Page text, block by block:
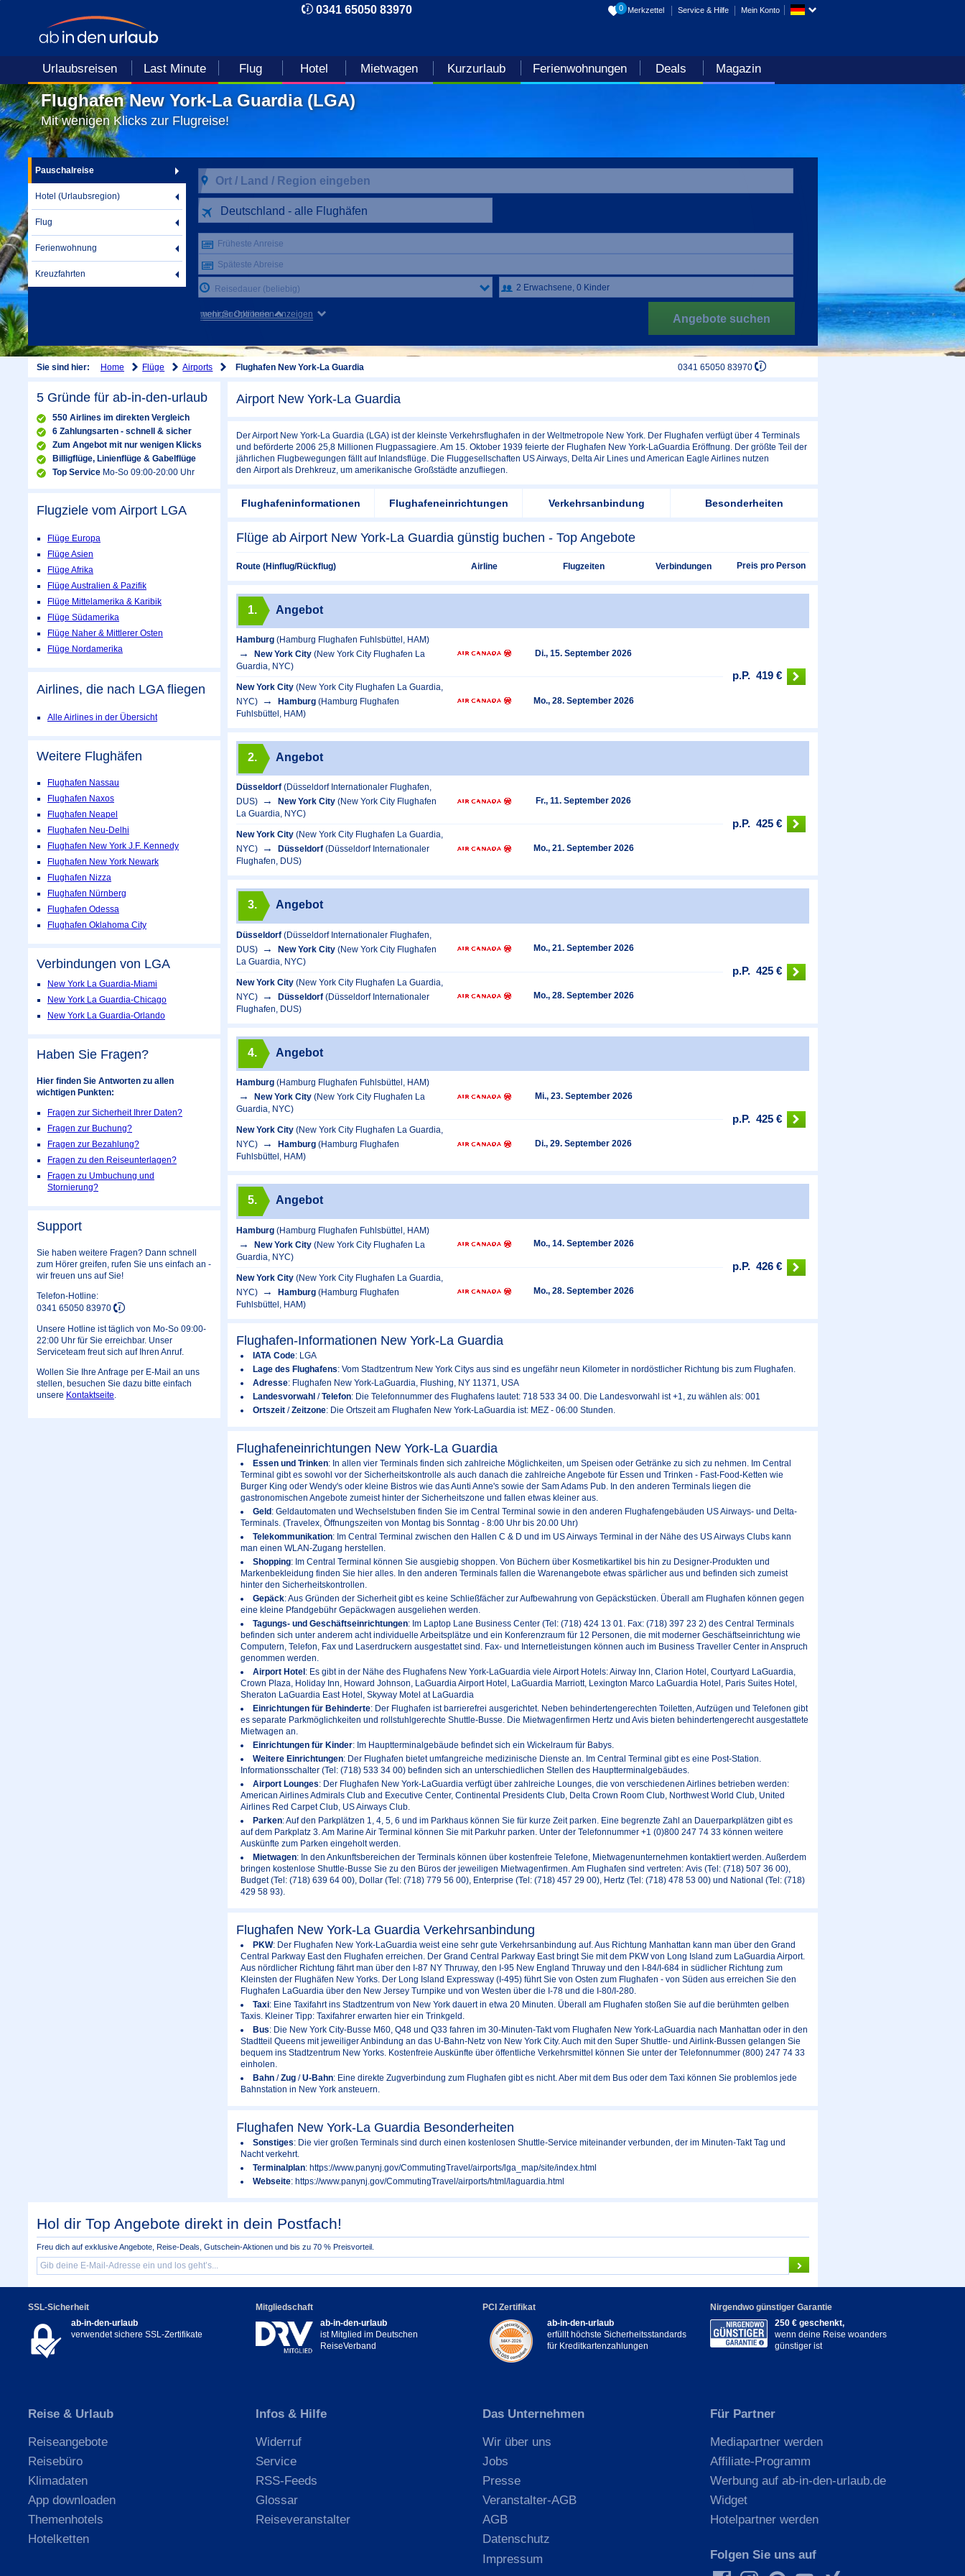
0341 65050 83970
Urlaubsreisen Last Minute Flug Hotel Mietwagen Kurzurlaub Ferienwohnungen Deals Magazin
0 Merkzettel Service & Hilfe Mein Konto
Flughafen New York-La Guardia (LGA)
Mit wenigen Klicks zur Flugreise!
Pauschalreise
Hotel (Urlaubsregion)
Flug
Ferienwohnung
Kreuzfahrten
Deutschland - alle Flughäfen
Früheste Anreise
Späteste Abreise
Reisedauer (beliebig)
mehr Suchkriterien anzeigen
weniger Optionen Angebote suchen
Sie sind hier: Home Flüge Airports Flughafen New York-La Guardia 0341 65050 83970
Airport New York-La Guardia
Der Airport New York-La Guardia (LGA) ist der kleinste Verkehrsflughafen in der Weltmetropole New York. Der Flughafen verfügt über 4 Terminals
und beförderte 2006 25,8 Millionen Flugpassagiere. Am 15. Oktober 1939 feierte der Flughafen New York-LaGuardia Eröffnung. Der größte Teil der
jährlichen Flugbewegungen fällt auf Inlandsflüge. Die Fluggesellschaften US Airways, Delta Air Lines und American Eagle Airlines nutzen
den Airport als Drehkreuz, um amerikanische Großstädte anzufliegen.
Flughafeninformationen Flughafeneinrichtungen Verkehrsanbindung Besonderheiten
Flüge ab Airport New York-La Guardia günstig buchen - Top Angebote
Route (Hinflug/Rückflug) Airline Flugzeiten Verbindungen Preis pro Person
1. Angebot
Hamburg (Hamburg Flughafen Fuhlsbüttel, HAM)
New York City (New York City Flughafen La
Guardia, NYC)
Di., 15. September 2026
New York City (New York City Flughafen La Guardia,
NYC)
Hamburg (Hamburg Flughafen
Fuhlsbüttel, HAM)
Mo., 28. September 2026
p.P. 419 €
2. Angebot
Düsseldorf (Düsseldorf Internationaler Flughafen,
DUS)
New York City (New York City Flughafen
La Guardia, NYC)
Fr., 11. September 2026
New York City (New York City Flughafen La Guardia,
NYC)
Düsseldorf (Düsseldorf Internationaler
Flughafen, DUS)
Mo., 21. September 2026
p.P. 425 €
3. Angebot
Düsseldorf (Düsseldorf Internationaler Flughafen,
DUS)
New York City (New York City Flughafen
La Guardia, NYC)
Mo., 21. September 2026
New York City (New York City Flughafen La Guardia,
NYC)
Düsseldorf (Düsseldorf Internationaler
Flughafen, DUS)
Mo., 28. September 2026
p.P. 425 €
4. Angebot
Hamburg (Hamburg Flughafen Fuhlsbüttel, HAM)
New York City (New York City Flughafen La
Guardia, NYC)
Mi., 23. September 2026
New York City (New York City Flughafen La Guardia,
NYC)
Hamburg (Hamburg Flughafen
Fuhlsbüttel, HAM)
Di., 29. September 2026
p.P. 425 €
5. Angebot
Hamburg (Hamburg Flughafen Fuhlsbüttel, HAM)
New York City (New York City Flughafen La
Guardia, NYC)
Mo., 14. September 2026
New York City (New York City Flughafen La Guardia,
NYC)
Hamburg (Hamburg Flughafen
Fuhlsbüttel, HAM)
Mo., 28. September 2026
p.P. 426 €
Flughafen-Informationen New York-La Guardia
IATA Code: LGA
Lage des Flughafens: Vom Stadtzentrum New York Citys aus sind es ungefähr neun Kilometer in nordöstlicher Richtung bis zum Flughafen.
Adresse: Flughafen New York-LaGuardia, Flushing, NY 11371, USA
Landesvorwahl /Telefon: Die Telefonnummer des Flughafens lautet: 718 533 34 00. Die Landesvorwahl ist +1, zu wählen als: 001
Ortszeit /Zeitzone: Die Ortszeit am Flughafen New York-LaGuardia ist: MEZ - 06:00 Stunden.
Flughafeneinrichtungen New York-La Guardia
Essen und Trinken: In allen vier Terminals finden sich zahlreiche Möglichkeiten, um Speisen oder Getränke zu sich zu nehmen. Im Central
Terminal gibt es sowohl vor der Sicherheitskontrolle als auch danach die zahlreiche Angebote für Essen und Trinken - Fast-Food-Ketten wie
Burger King oder Wendy's oder kleine Bistros wie das Aunti Anne's sowie der Sam Adams Pub. In den anderen Terminals liegen die
gastronomischen Angebote zumeist hinter der Sicherheitszone und fallen etwas kleiner aus.
Geld: Geldautomaten und Wechselstuben finden Sie im Central Terminal sowie in den anderen Flughafengebäuden US Airways- und Delta-
Terminals. (Travelex, Öffnungszeiten von Montag bis Sonntag - 8:00 Uhr bis 20.00 Uhr)
Telekommunikation: Im Central Terminal zwischen den Hallen C & D und im US Airways Terminal in der Nähe des US Airways Clubs kann
man einen WLAN-Zugang herstellen.
Shopping: Im Central Terminal können Sie ausgiebig shoppen. Von Büchern über Kosmetikartikel bis hin zu Designer-Produkten und
Markenbekleidung finden Sie hier alles. In den anderen Terminals fallen die Warenangebote etwas spärlicher aus und befinden sich zumeist
hinter den Sicherheitskontrollen.
Gepäck: Aus Gründen der Sicherheit gibt es keine Schließfächer zur Aufbewahrung von Gepäckstücken. Überall am Flughafen können gegen
eine kleine Pfandgebühr Gepäckwagen ausgeliehen werden.
Tagungs- und Geschäftseinrichtungen: Im Laptop Lane Business Center (Tel: (718) 424 13 01. Fax: (718) 397 23 2) des Central Terminals
befinden sich unter anderem acht individuelle Arbeitsplätze und ein Konferenzraum für 12 Personen, die mit moderner Geschäftseinrichtung wie
Computern, Telefon, Fax und Laserdruckern ausgestattet sind. Fax- und Internetleistungen können auch im Business Traveller Center in Anspruch
genommen werden.
Airport Hotel: Es gibt in der Nähe des Flughafens New York-LaGuardia viele Airport Hotels: Airway Inn, Clarion Hotel, Courtyard LaGuardia,
Crown Plaza, Holiday Inn, Howard Johnson, LaGuardia Airport Hotel, LaGuardia Marriott, Lexington Marco LaGuardia Hotel, Paris Suites Hotel,
Sheraton LaGuardia East Hotel, Skyway Motel at LaGuardia
Einrichtungen für Behinderte: Der Flughafen ist barrierefrei ausgerichtet. Neben behindertengerechten Toiletten, Aufzügen und Telefonen gibt
es separate Parkmöglichkeiten und rollstuhlgerechte Shuttle-Busse. Die Mietwagenfirmen Hertz und Avis bieten behindertengerecht ausgestattete
Mietwagen an.
Einrichtungen für Kinder: Im Hauptterminalgebäude befindet sich ein Wickelraum für Babys.
Weitere Einrichtungen: Der Flughafen bietet umfangreiche medizinische Dienste an. Im Central Terminal gibt es eine Post-Station.
Informationsschalter (Tel: (718) 533 34 00) befinden sich an unterschiedlichen Stellen des Hauptterminalgebäudes.
Airport Lounges: Der Flughafen New York-LaGuardia verfügt über zahlreiche Lounges, die von verschiedenen Airlines betrieben werden:
American Airlines Admirals Club and Executive Center, Continental Presidents Club, Delta Crown Room Club, Northwest World Club, United
Airlines Red Carpet Club, US Airways Club.
Parken: Auf den Parkplätzen 1, 4, 5, 6 und im Parkhaus können Sie für kurze Zeit parken. Eine begrenzte Zahl an Dauerparkplätzen gibt es
auf dem Parkplatz 3. Am Marine Air Terminal können Sie mit Parkuhr parken. Unter der Telefonnummer +1 (0)800 247 74 33 können weitere
Auskünfte zum Parken eingeholt werden.
Mietwagen: In den Ankunftsbereichen der Terminals können über kostenfreie Telefone, Mietwagenunternehmen kontaktiert werden. Außerdem
bringen kostenlose Shuttle-Busse Sie zu den Büros der jeweiligen Mietwagenfirmen. Am Flughafen sind vertreten: Avis (Tel: (718) 507 36 00),
Budget (Tel: (718) 639 64 00), Dollar (Tel: (718) 779 56 00), Enterprise (Tel: (718) 457 29 00), Hertz (Tel: (718) 478 53 00) und National (Tel: (718)
429 58 93).
Flughafen New York-La Guardia Verkehrsanbindung
PKW: Der Flughafen New York-LaGuardia weist eine sehr gute Verkehrsanbindung auf. Aus Richtung Manhattan kann man über den Grand
Central Parkway East den Flughafen erreichen. Der Grand Central Parkway East bringt Sie mit dem PKW von Long Island zum LaGuardia Airport.
Aus nördlicher Richtung fährt man über den I-87 NY Thruway, den I-95 New England Thruway und den I-84/I-684 in südlicher Richtung zum
Kleinsten der Flughäfen New Yorks. Der Long Island Expressway (I-495) führt Sie von Osten zum Flughafen - von Süden aus erreichen Sie den
Flughafen LaGuardia über den New Jersey Turnpike und von Westen über die I-78 und die I-80/I-280.
Taxi: Eine Taxifahrt ins Stadtzentrum von New York dauert in etwa 20 Minuten. Überall am Flughafen stoßen Sie auf die berühmten gelben
Taxis. Kleiner Tipp: Taxifahrer erwarten hier ein Trinkgeld.
Bus: Die New York City-Busse M60, Q48 und Q33 fahren im 30-Minuten-Takt vom Flughafen New York-LaGuardia nach Manhattan oder in den
Stadtteil Queens mit jeweiliger Anbindung an das U-Bahn-Netz von New York City. Auch mit den Super Shuttle- und Airlink-Bussen gelangen Sie
bequem ins Stadtzentrum New Yorks. Kostenfreie Auskünfte über öffentliche Verkehrsmittel können Sie unter der Telefonnummer (800) 247 74 33
einholen.
Bahn /Zug /U-Bahn: Eine direkte Zugverbindung zum Flughafen gibt es nicht. Aber mit dem Bus oder dem Taxi können Sie problemlos jede
Bahnstation in New York ansteuern.
Flughafen New York-La Guardia Besonderheiten
Sonstiges: Die vier großen Terminals sind durch einen kostenlosen Shuttle-Service miteinander verbunden, der im Minuten-Takt Tag und
Nacht verkehrt.
Terminalplan: https://www.panynj.gov/CommutingTravel/airports/lga_map/site/index.html
Webseite: https://www.panynj.gov/CommutingTravel/airports/html/laguardia.html
5 Gründe für ab-in-den-urlaub
550 Airlines im direkten Vergleich
6 Zahlungsarten - schnell & sicher
Zum Angebot mit nur wenigen Klicks
Billigflüge, Linienflüge & Gabelflüge
Top Service Mo-So 09:00-20:00 Uhr
Flugziele vom Airport LGA
Flüge Europa
Flüge Asien
Flüge Afrika
Flüge Australien & Pazifik
Flüge Mittelamerika & Karibik
Flüge Südamerika
Flüge Naher & Mittlerer Osten
Flüge Nordamerika
Airlines, die nach LGA fliegen
Alle Airlines in der Übersicht
Weitere Flughäfen
Flughafen Nassau
Flughafen Naxos
Flughafen Neapel
Flughafen Neu-Delhi
Flughafen New York J.F. Kennedy
Flughafen New York Newark
Flughafen Nizza
Flughafen Nürnberg
Flughafen Odessa
Flughafen Oklahoma City
Verbindungen von LGA
New York La Guardia-Miami
New York La Guardia-Chicago
New York La Guardia-Orlando
Haben Sie Fragen?
Hier finden Sie Antworten zu allen
wichtigen Punkten:
Fragen zur Sicherheit Ihrer Daten?
Fragen zur Buchung?
Fragen zur Bezahlung?
Fragen zu den Reiseunterlagen?
Fragen zu Umbuchung und
Stornierung?
Support
Sie haben weitere Fragen? Dann schnell
zum Hörer greifen, rufen Sie uns einfach an -
wir freuen uns auf Sie!
Telefon-Hotline:
0341 65050 83970
Unsere Hotline ist täglich von Mo-So 09:00-
22:00 Uhr für Sie erreichbar. Unser
Serviceteam freut sich auf Ihren Anruf.
Wollen Sie Ihre Anfrage per E-Mail an uns
stellen, besuchen Sie dazu bitte einfach
unsere Kontaktseite
Hol dir Top Angebote direkt in dein Postfach!
Freu dich auf exklusive Angebote, Reise-Deals, Gutschein-Aktionen und bis zu 70 % Preisvorteil.
SSL-Sicherheit
ab-in-den-urlaub
verwendet sichere SSL-Zertifikate
Mitgliedschaft
ab-in-den-urlaub
ist Mitglied im Deutschen
ReiseVerband
PCI Zertifikat
ab-in-den-urlaub
erfüllt höchste Sicherheitsstandards
für Kreditkartenzahlungen
Nirgendwo günstiger Garantie
250 € geschenkt,
wenn deine Reise woanders
günstiger ist
Reise & Urlaub
Reiseangebote
Reisebüro
Klimadaten
App downloaden
Themenhotels
Hotelketten
Infos & Hilfe
Widerruf
Service
RSS-Feeds
Glossar
Reiseveranstalter
Das Unternehmen
Wir über uns
Jobs
Presse
Veranstalter-AGB
AGB
Datenschutz
Impressum
Für Partner
Mediapartner werden
Affiliate-Programm
Werbung auf ab-in-den-urlaub.de
Widget
Hotelpartner werden
Folgen Sie uns auf